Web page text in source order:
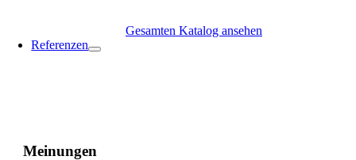
Gesamten Katalog ansehen
Referenzen
Meinungen